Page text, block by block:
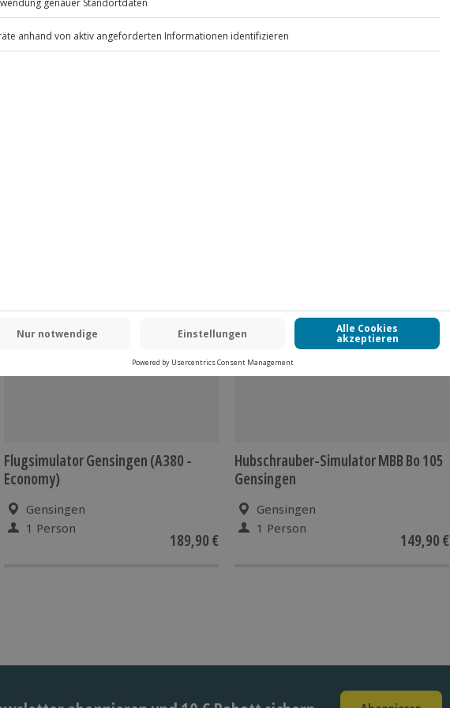
Flugsimulator Gensingen (A380 -
Economy)
Gensingen
1 Person
189,90 €
Hubschrauber-Simulator MBB Bo 105
Gensingen
Gensingen
1 Person
149,90 €